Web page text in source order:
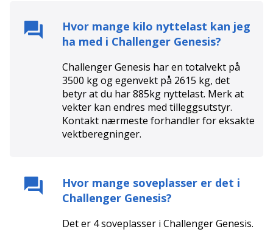
Hvor mange kilo nyttelast kan jeg
ha med i Challenger Genesis?
Challenger Genesis har en totalvekt på
3500 kg og egenvekt på 2615 kg, det
betyr at du har 885kg nyttelast. Merk at
vekter kan endres med tilleggsutstyr.
Kontakt nærmeste forhandler for eksakte
vektberegninger.
Hvor mange soveplasser er det i
Challenger Genesis?
Det er 4soveplasser i Challenger Genesis.